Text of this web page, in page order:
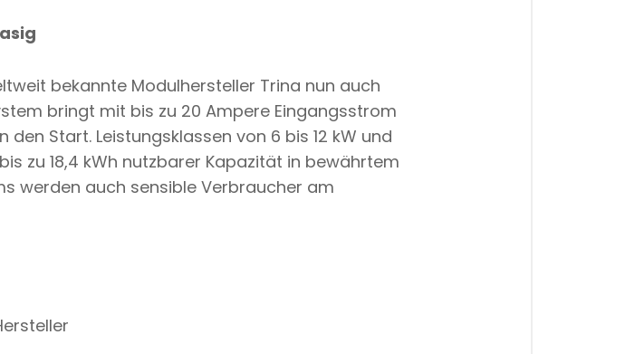
bekannte Modulhersteller Trina nun auch
bringt mit bis zu 20 Ampere Eingangsstrom
Start. Leistungsklassen von 6 bis 12 kW und
zu 18,4 kWh nutzbarer Kapazität in bewährtem
werden auch sensible Verbraucher am